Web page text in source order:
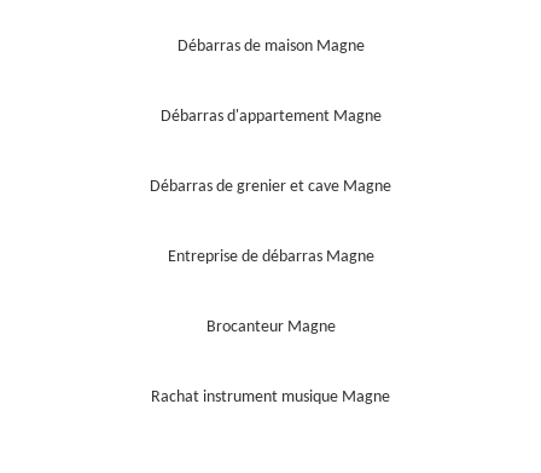
Débarras de maison Magne
Débarras d'appartement Magne
Débarras de grenier et cave Magne
Entreprise de débarras Magne
Brocanteur Magne
Rachat instrument musique Magne